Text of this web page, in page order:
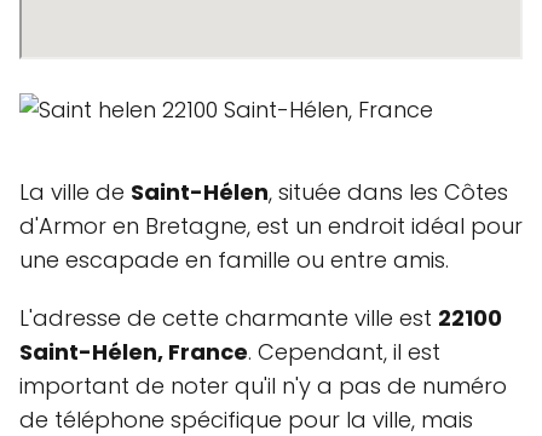
La ville de Saint-Hélen, située dans les Côtes
d'Armor en Bretagne, est un endroit idéal pour
une escapade en famille ou entre amis.
L'adresse de cette charmante ville est 22100
Saint-Hélen, France. Cependant, il est
important de noter qu'il n'y a pas de numéro
de téléphone spécifique pour la ville, mais